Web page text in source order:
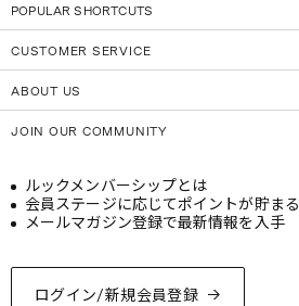
POPULAR SHORTCUTS
CUSTOMER SERVICE
ABOUT US
JOIN OUR COMMUNITY
ログイン/新規会員登録
ルックメンバーシップとは
会員ステージに応じてポイントが貯まる
メールマガジン登録で最新情報を入手